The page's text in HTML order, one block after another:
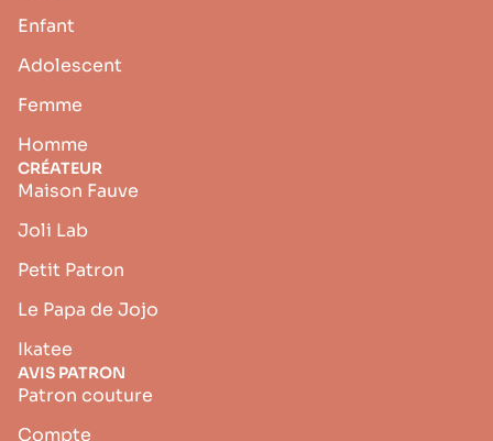
Enfant
Adolescent
Femme
Homme
CRÉATEUR
Maison Fauve
Joli Lab
Petit Patron
Le Papa de Jojo
Ikatee
AVIS PATRON
Patron couture
Compte